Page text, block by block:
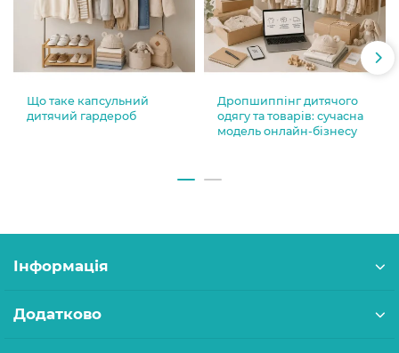
Що таке капсульний
дитячий гардероб
Дропшиппінг дитячого
одягу та товарів: сучасна
модель онлайн-бізнесу
Інформація
Додатково